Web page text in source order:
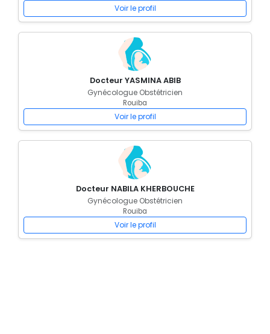
Voir le profil
Docteur YASMINA ABIB
Gynécologue Obstétricien
Rouiba
Voir le profil
Docteur NABILA KHERBOUCHE
Gynécologue Obstétricien
Rouiba
Voir le profil